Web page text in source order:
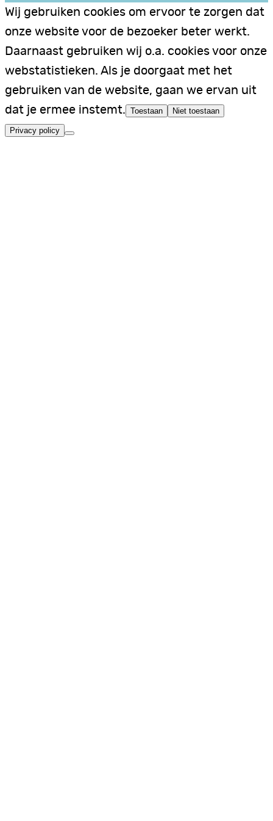
Wij gebruiken cookies om ervoor te zorgen dat
onze website voor de bezoeker beter werkt.
Daarnaast gebruiken wij o.a. cookies voor onze
webstatistieken. Als je doorgaat met het
gebruiken van de website, gaan we ervan uit
dat je ermee instemt. Toestaan Niet toestaan
Privacy policy